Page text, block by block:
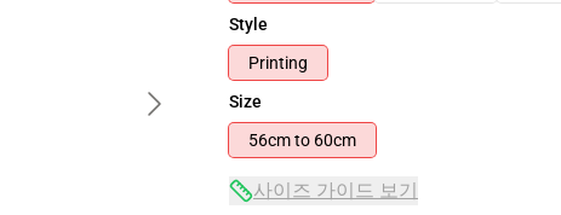
Style
Printing
Size
56cm to 60cm
사이즈 가이드 보기